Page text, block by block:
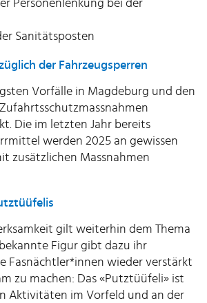
Personenlenkung bei der
Sanitätsposten
der Fahrzeugsperren
Vorfälle in Magdeburg und den
Die im letzten Jahr bereits
werden 2025 an gewissen
zusätzlichen Massnahmen
gilt weiterhin dem Thema
Figur gibt dazu ihr
Fasnächtler*innen wieder verstärkt
zu machen: Das «Putztüüfeli» ist
Aktivitäten im Vorfeld und an der